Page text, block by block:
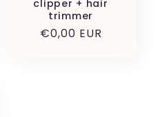
clipper + hair
trimmer
Normaler
€0,00 EUR